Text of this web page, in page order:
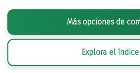
Más opciones de
Explora el índice